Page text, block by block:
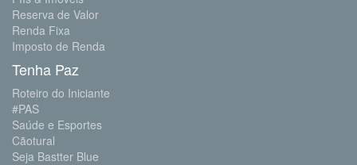
Reserva de Valor
Renda Fixa
Imposto de Renda
Tenha Paz
Roteiro do Iniciante
#PAS
Saúde e Esportes
Cãotural
Seja Bastter Blue